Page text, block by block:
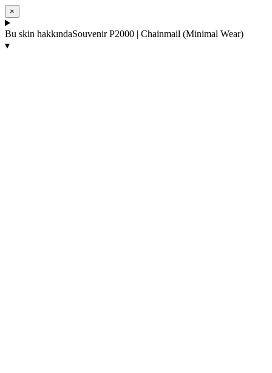
×
Bu skin hakkındaSouvenir P2000 | Chainmail (Minimal Wear)
▾